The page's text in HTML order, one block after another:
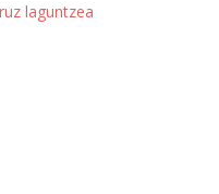
laguntzea